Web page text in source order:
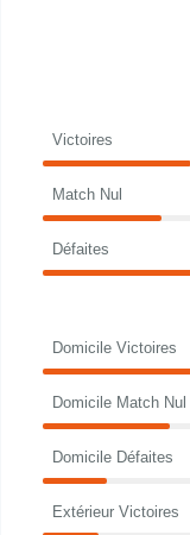
Victoires
Match Nul
Défaites
Domicile Victoires
Domicile Match Nul
Domicile Défaites
Extérieur Victoires